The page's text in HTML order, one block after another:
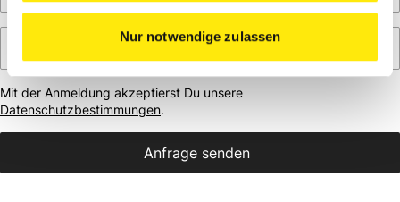
Nur notwendige zulassen
Mit der Anmeldung akzeptierst Du unsere
Datenschutzbestimmungen.
Anfrage senden